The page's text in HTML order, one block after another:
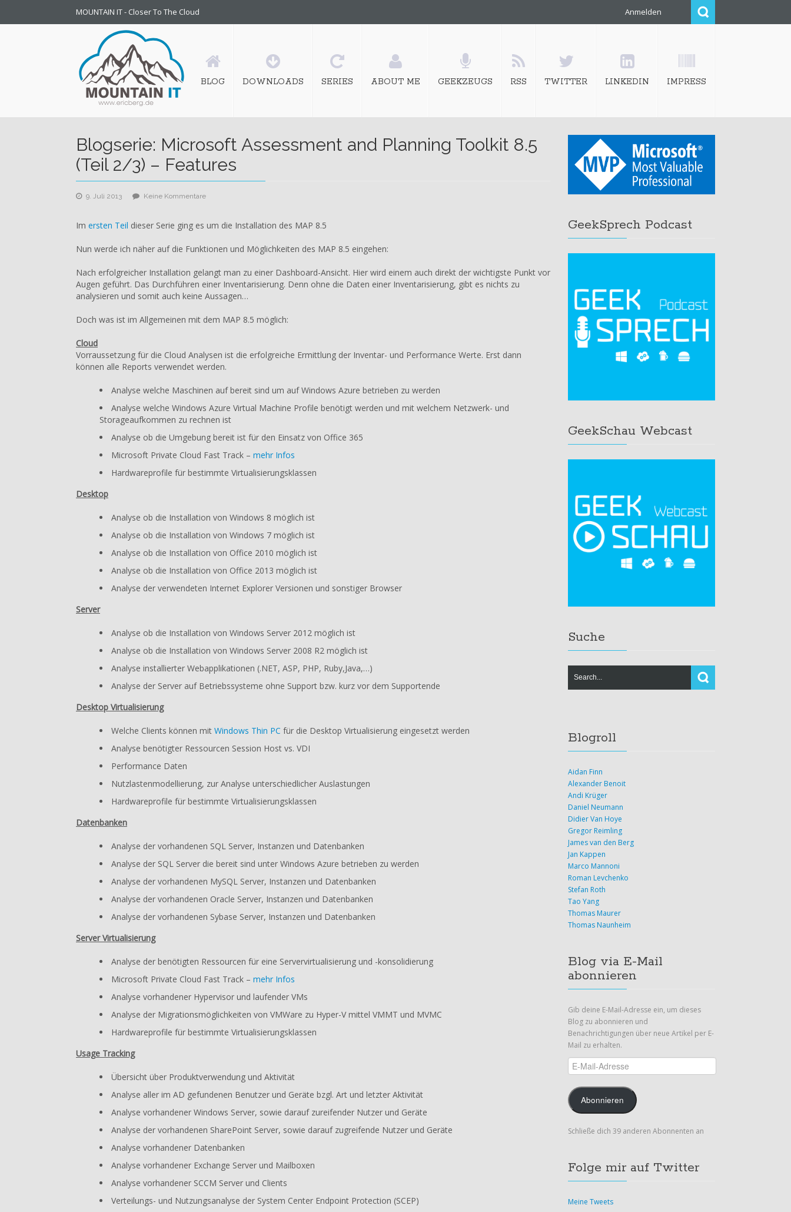
MOUNTAIN IT - Closer To The Cloud Anmelden
BLOG DOWNLOADS SERIES ABOUT ME GEEKZEUGS RSS TWITTER LINKEDIN IMPRESS
Blogserie: Microsoft Assessment and Planning Toolkit 8.5
(Teil 2/3) – Features
9. Juli 2013 Keine Kommentarezu
Assessment
Planning
8.5
(Teil
2/3)
Features
Im ersten Teil dieser Serie ging es um die Installation des MAP 8.5
Nun werde ich näher auf die Funktionen und Möglichkeiten des MAP 8.5 eingehen:
Nach erfolgreicher Installation gelangt man zu einer Dashboard-Ansicht. Hier wird einem auch direkt der wichtigste Punkt vor
Augen geführt. Das Durchführen einer Inventarisierung. Denn ohne die Daten einer Inventarisierung, gibt es nichts zu
analysieren und somit auch keine Aussagen…
Doch was ist im Allgemeinen mit dem MAP 8.5 möglich:
Cloud
Vorraussetzung für die Cloud Analysen ist die erfolgreiche Ermittlung der Inventar- und Performance Werte. Erst dann
können alle Reports verwendet werden.
Analyse welche Maschinen auf bereit sind um auf Windows Azure betrieben zu werden
Analyse welche Windows Azure Virtual Machine Profile benötigt werden und mit welchem Netzwerk- und
Storageaufkommen zu rechnen ist
Analyse ob die Umgebung bereit ist für den Einsatz von Office 365
Microsoft Private Cloud Fast Track – mehr Infos
Hardwareprofile für bestimmte Virtualisierungsklassen
Desktop
Analyse ob die Installation von Windows 8 möglich ist
Analyse ob die Installation von Windows 7 möglich ist
Analyse ob die Installation von Office 2010 möglich ist
Analyse ob die Installation von Office 2013 möglich ist
Analyse der verwendeten Internet Explorer Versionen und sonstiger Browser
Server
Analyse ob die Installation von Windows Server 2012 möglich ist
Analyse ob die Installation von Windows Server 2008 R2 möglich ist
Analyse installierter Webapplikationen (.NET, ASP, PHP, Ruby,Java,…)
Analyse der Server auf Betriebssysteme ohne Support bzw. kurz vor dem Supportende
Desktop Virtualisierung
Welche Clients können mit Windows Thin PC für die Desktop Virtualisierung eingesetzt werden
Analyse benötigter Ressourcen Session Host vs. VDI
Performance Daten
Nutzlastenmodellierung, zur Analyse unterschiedlicher Auslastungen
Hardwareprofile für bestimmte Virtualisierungsklassen
Datenbanken
Analyse der vorhandenen SQL Server, Instanzen und Datenbanken
Analyse der SQL Server die bereit sind unter Windows Azure betrieben zu werden
Analyse der vorhandenen MySQL Server, Instanzen und Datenbanken
Analyse der vorhandenen Oracle Server, Instanzen und Datenbanken
Analyse der vorhandenen Sybase Server, Instanzen und Datenbanken
Server Virtualisierung
Analyse der benötigten Ressourcen für eine Servervirtualisierung und -konsolidierung
Microsoft Private Cloud Fast Track – mehr Infos
Analyse vorhandener Hypervisor und laufender VMs
Analyse der Migrationsmöglichkeiten von VMWare zu Hyper-V mittel VMMT und MVMC
Hardwareprofile für bestimmte Virtualisierungsklassen
Usage Tracking
Übersicht über Produktverwendung und Aktivität
Analyse aller im AD gefundenen Benutzer und Geräte bzgl. Art und letzter Aktivität
Analyse vorhandener Windows Server, sowie darauf zureifender Nutzer und Geräte
Analyse der vorhandenen SharePoint Server, sowie darauf zugreifende Nutzer und Geräte
Analyse vorhandener Datenbanken
Analyse vorhandener Exchange Server und Mailboxen
Analyse vorhandener SCCM Server und Clients
Verteilungs- und Nutzungsanalyse der System Center Endpoint Protection (SCEP)
GeekSprech Podcast
GeekSchau Webcast
Suche
Blogroll
Aidan Finn
Alexander Benoit
Andi Krüger
Daniel Neumann
Didier Van Hoye
Gregor Reimling
James van den Berg
Jan Kappen
Marco Mannoni
Roman Levchenko
Stefan Roth
Tao Yang
Thomas Maurer
Thomas Naunheim
Blog via E-Mail
abonnieren
Gib deine E-Mail-Adresse ein, um dieses
Blog zu abonnieren und
Benachrichtigungen über neue Artikel per E-
Mail zu erhalten.
E-
Mail-
Adresse
Abonnieren
Schließe dich 39 anderen Abonnenten an
Folge mir auf Twitter
Meine Tweets